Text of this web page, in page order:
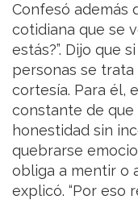
Confesó además
cotidiana que se
estás?”. Dijo que
personas se
cortesía. Para él,
constante de
honestidad sin
quebrarse
obliga a mentir o
explicó. “Por eso